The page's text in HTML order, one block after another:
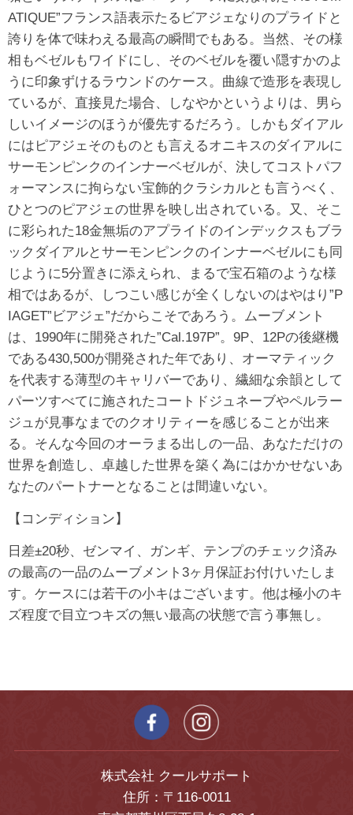
ATIQUE”フランス語表示たるビアジェなりのプライドと
誇りを体で味わえる最高の瞬間でもある。当然、その様
相もベゼルもワイドにし、そのベゼルを覆い隠すかのよ
うに印象ずけるラウンドのケース。曲線で造形を表現し
ているが、直接見た場合、しなやかというよりは、男ら
しいイメージのほうが優先するだろう。しかもダイアル
にはピアジェそのものとも言えるオニキスのダイアルに
サーモンピンクのインナーベゼルが、決してコストパフ
ォーマンスに拘らない宝飾的クラシカルとも言うべく、
ひとつのピアジェの世界を映し出されている。又、そこ
に彩られた18金無垢のアプライドのインデックスもブラ
ックダイアルとサーモンピンクのインナーベゼルにも同
じように5分置きに添えられ、まるで宝石箱のような様
相ではあるが、しつこい感じが全くしないのはやはり”P
IAGET”ビアジェ”だからこそであろう。ムーブメント
は、1990年に開発された”Cal.197P”。9P、12Pの後継機
である430,500が開発された年であり、オーマティック
を代表する薄型のキャリバーであり、繊細な余韻として
パーツすべてに施されたコートドジュネーブやペルラー
ジュが見事なまでのクオリティーを感じることが出来
る。そんな今回のオーラまる出しの一品、あなただけの
世界を創造し、卓越した世界を築く為にはかかせないあ
なたのパートナーとなることは間違いない。
【コンディション】
日差±20秒、ゼンマイ、ガンギ、テンプのチェック済み
の最高の一品のムーブメント3ヶ月保証お付けいたしま
す。ケースには若干の小キはございます。他は極小のキ
ズ程度で目立つキズの無い最高の状態で言う事無し。
株式会社 クールサポート
住所：〒116-0011